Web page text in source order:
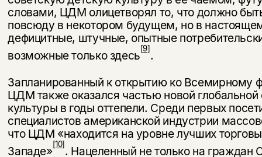
словами, ЦДМ олицетворял то, что должно
повсюду в некотором будущем, но в
дефицитные, штучные, опытные
возможные только здесь[9].
Запланированный к открытию ко Всемирному
ЦДМ также оказался частью новой глобальной
культуры в годы оттепели. Среди первых
специалистов американской индустрии
что ЦДМ «находится на уровне лучших
Западе»[10]. Нацеленный не только на